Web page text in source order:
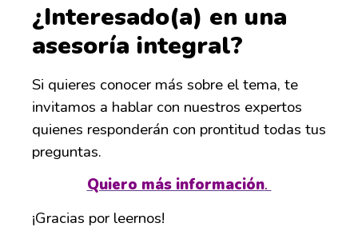
¿Interesado(a) en una
asesoría integral?
Si quieres conocer más sobre el tema, te
invitamos a hablar con nuestros expertos
quienes responderán con prontitud todas tus
preguntas.
Quiero más información.
¡Gracias por leernos!